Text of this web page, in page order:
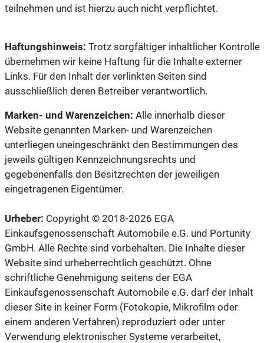
teilnehmen und ist hierzu auch nicht verpflichtet.
Haftungshinweis: Trotz sorgfältiger inhaltlicher Kontrolle
übernehmen wir keine Haftung für die Inhalte externer
Links. Für den Inhalt der verlinkten Seiten sind
ausschließlich deren Betreiber verantwortlich.
Marken- und Warenzeichen: Alle innerhalb dieser
Website genannten Marken- und Warenzeichen
unterliegen uneingeschränkt den Bestimmungen des
jeweils gültigen Kennzeichnungsrechts und
gegebenenfalls den Besitzrechten der jeweiligen
eingetragenen Eigentümer.
Urheber: Copyright © 2018-2026 EGA
Einkaufsgenossenschaft Automobile e.G. und Portunity
GmbH. Alle Rechte sind vorbehalten. Die Inhalte dieser
Website sind urheberrechtlich geschützt. Ohne
schriftliche Genehmigung seitens der EGA
Einkaufsgenossenschaft Automobile e.G. darf der Inhalt
dieser Site in keiner Form (Fotokopie, Mikrofilm oder
einem anderen Verfahren) reproduziert oder unter
Verwendung elektronischer Systeme verarbeitet,